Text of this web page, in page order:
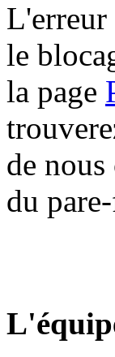
L'erreur
le
la page
de
du